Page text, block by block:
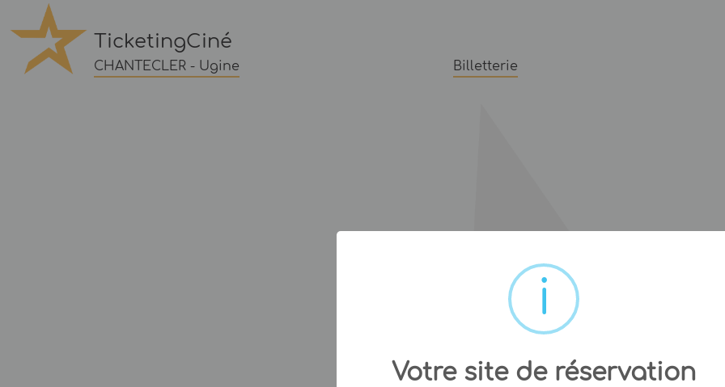
TicketingCiné
CHANTECLER - Ugine Billetterie
Votre site de réservation